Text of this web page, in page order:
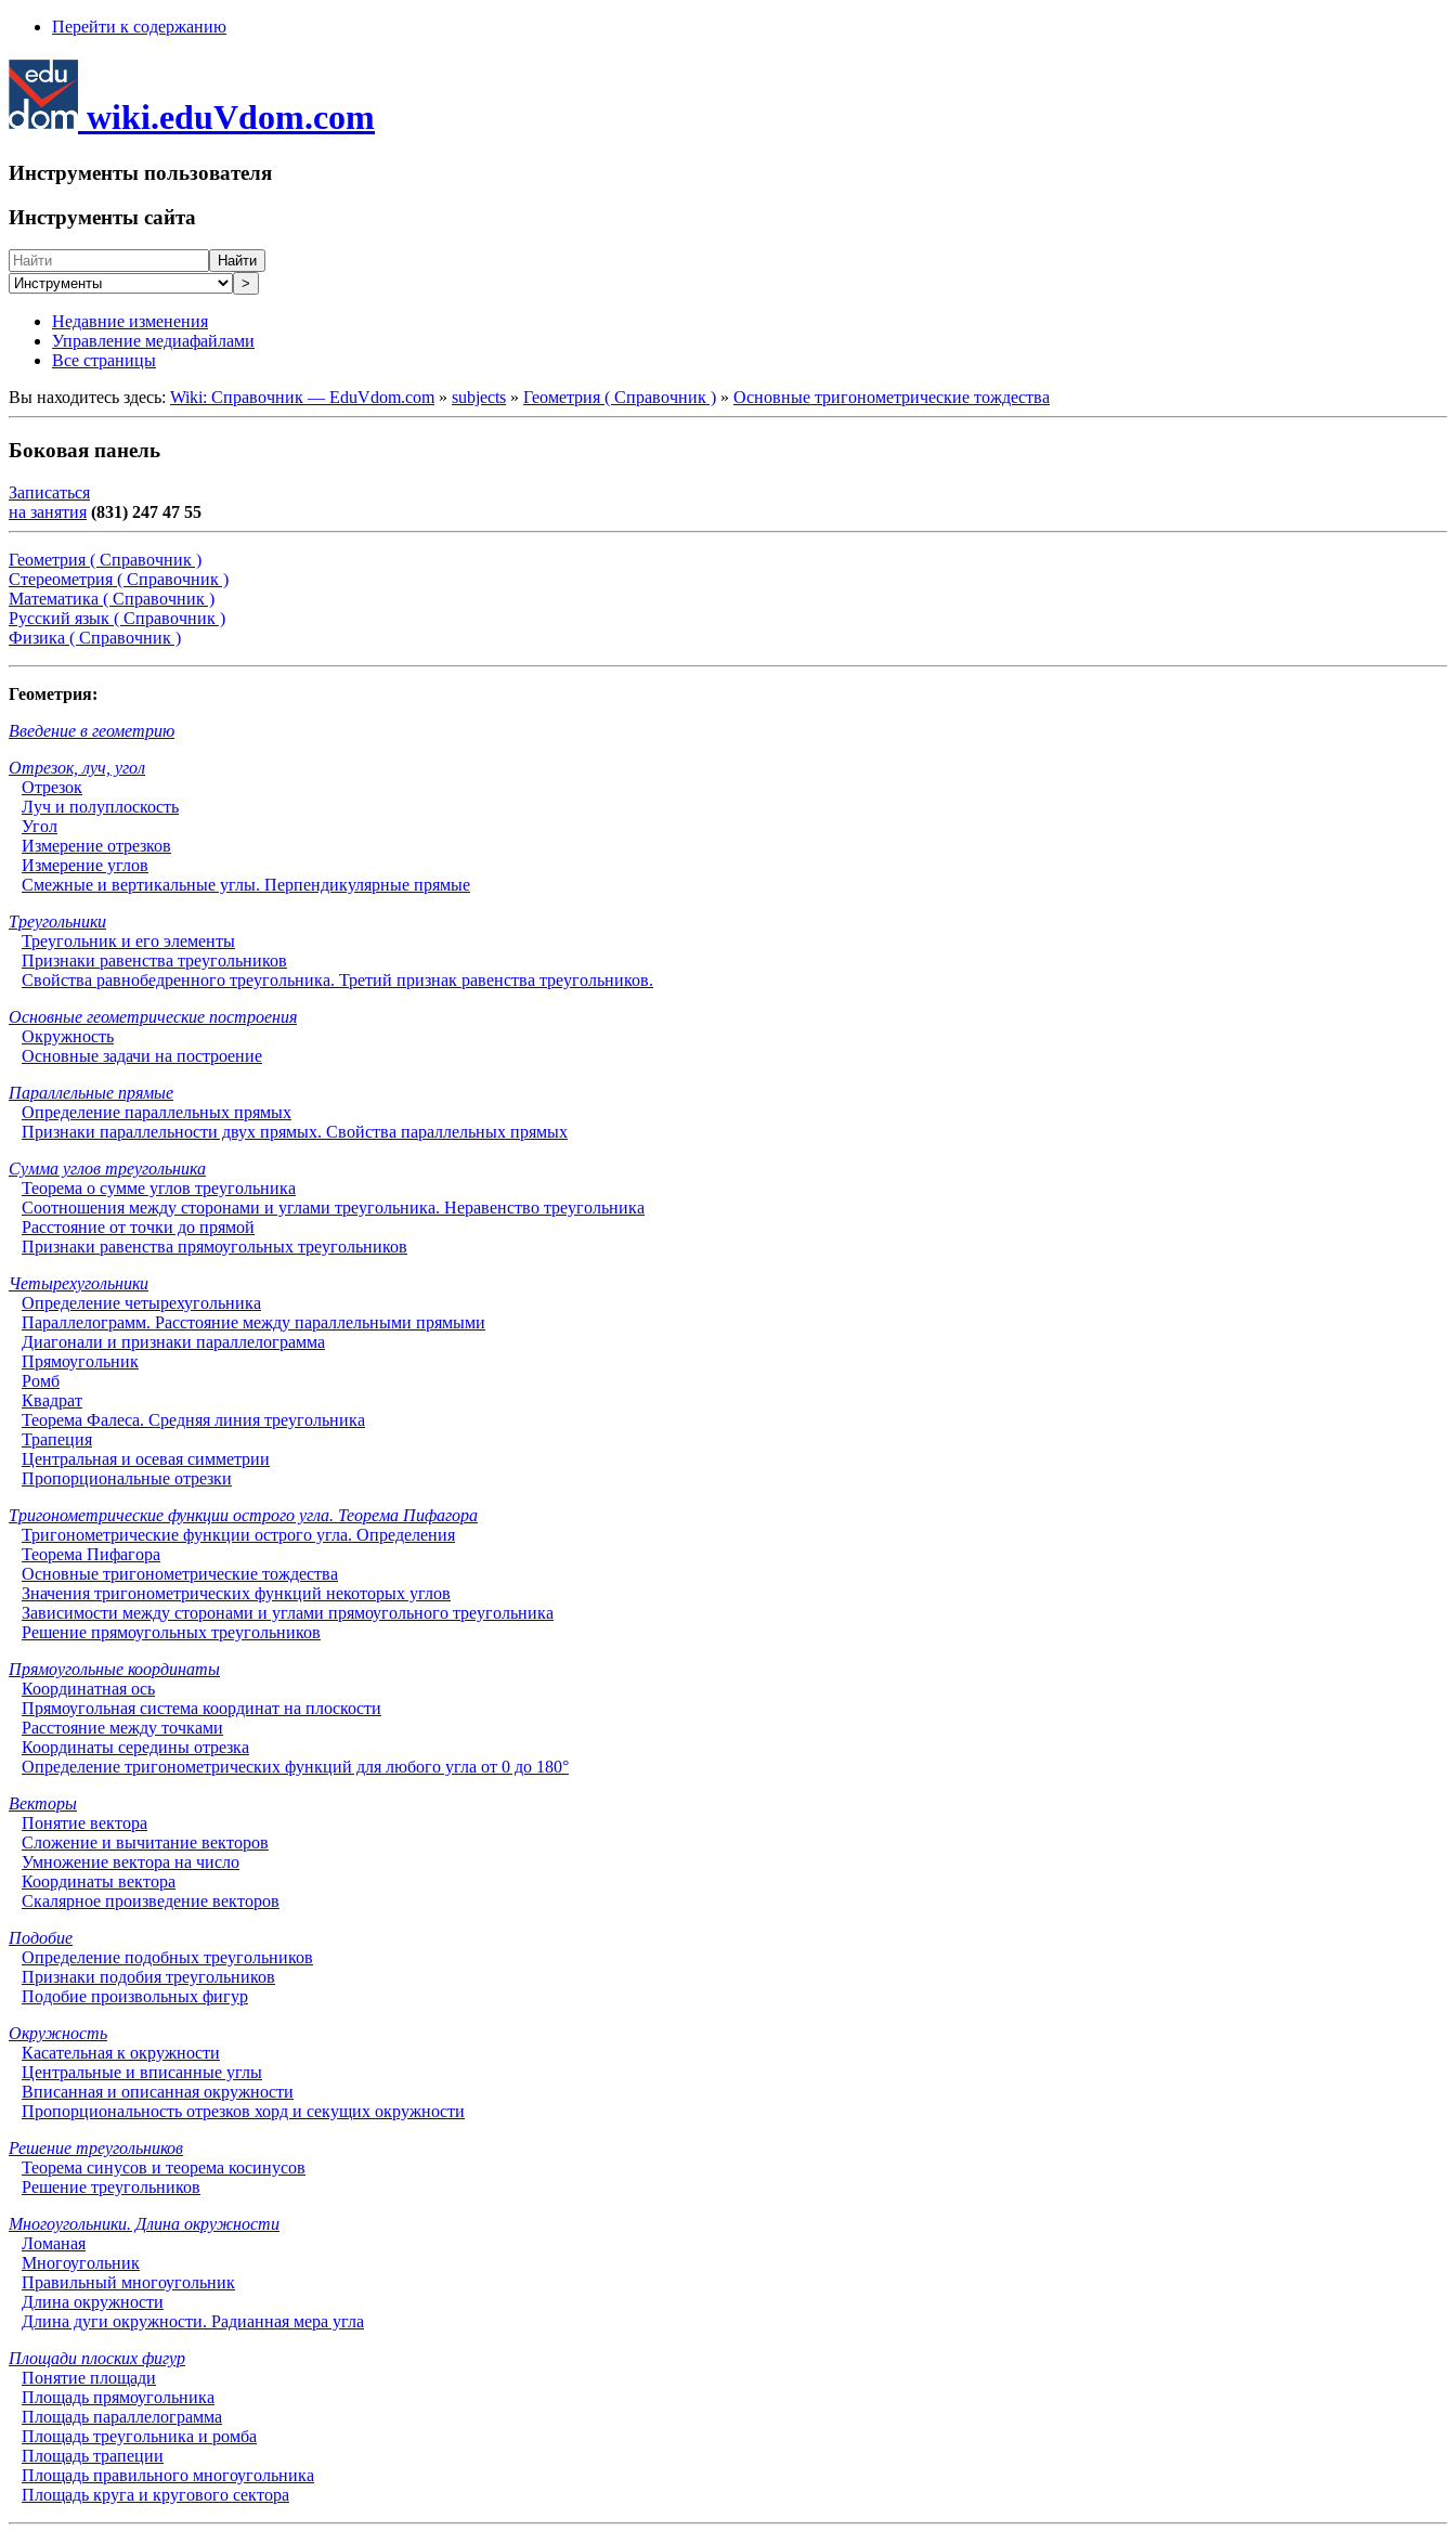
Перейти к содержанию
wiki.eduVdom.com
Инструменты пользователя
Инструменты сайта
Найти
>
Недавние изменения
Управление медиафайлами
Все страницы
Вы находитесь здесь: Wiki: Справочник — EduVdom.com » subjects » Геометрия ( Справочник ) » Основные тригонометрические тождества
Боковая панель
Записаться
на занятия (831) 247 47 55
Геометрия ( Справочник )
Стереометрия ( Справочник )
Математика ( Справочник )
Русский язык ( Справочник )
Физика ( Справочник )
Геометрия:
Введение в геометрию
Отрезок, луч, угол
Отрезок
Луч и полуплоскость
Угол
Измерение отрезков
Измерение углов
Смежные и вертикальные углы. Перпендикулярные прямые
Треугольники
Треугольник и его элементы
Признаки равенства треугольников
Свойства равнобедренного треугольника. Третий признак равенства треугольников.
Основные геометрические построения
Окружность
Основные задачи на построение
Параллельные прямые
Определение параллельных прямых
Признаки параллельности двух прямых. Свойства параллельных прямых
Сумма углов треугольника
Теорема о сумме углов треугольника
Соотношения между сторонами и углами треугольника. Неравенство треугольника
Расстояние от точки до прямой
Признаки равенства прямоугольных треугольников
Четырехугольники
Определение четырехугольника
Параллелограмм. Расстояние между параллельными прямыми
Диагонали и признаки параллелограмма
Прямоугольник
Ромб
Квадрат
Теорема Фалеса. Средняя линия треугольника
Трапеция
Центральная и осевая симметрии
Пропорциональные отрезки
Тригонометрические функции острого угла. Теорема Пифагора
Тригонометрические функции острого угла. Определения
Теорема Пифагора
Основные тригонометрические тождества
Значения тригонометрических функций некоторых углов
Зависимости между сторонами и углами прямоугольного треугольника
Решение прямоугольных треугольников
Прямоугольные координаты
Координатная ось
Прямоугольная система координат на плоскости
Расстояние между точками
Координаты середины отрезка
Определение тригонометрических функций для любого угла от 0 до 180°
Векторы
Понятие вектора
Сложение и вычитание векторов
Умножение вектора на число
Координаты вектора
Скалярное произведение векторов
Подобие
Определение подобных треугольников
Признаки подобия треугольников
Подобие произвольных фигур
Окружность
Касательная к окружности
Центральные и вписанные углы
Вписанная и описанная окружности
Пропорциональность отрезков хорд и секущих окружности
Решение треугольников
Теорема синусов и теорема косинусов
Решение треугольников
Многоугольники. Длина окружности
Ломаная
Многоугольник
Правильный многоугольник
Длина окружности
Длина дуги окружности. Радианная мера угла
Площади плоских фигур
Понятие площади
Площадь прямоугольника
Площадь параллелограмма
Площадь треугольника и ромба
Площадь трапеции
Площадь правильного многоугольника
Площадь круга и кругового сектора